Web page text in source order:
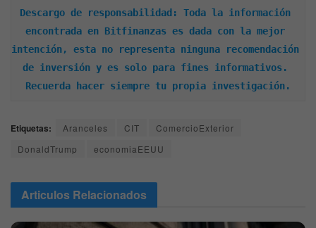
Descargo de responsabilidad: Toda la información
encontrada en Bitfinanzas es dada con la mejor
intención, esta no representa ninguna recomendación
de inversión y es solo para fines informativos.
Recuerda hacer siempre tu propia investigación.
Etiquetas: Aranceles CIT
ComercioExterior
DonaldTrump
economiaEEUU
Articulos Relacionados